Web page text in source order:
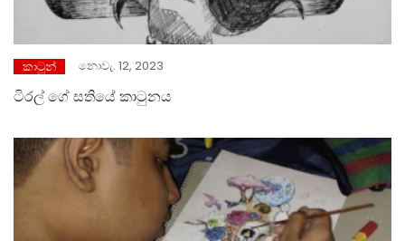
කාටූන් නොවැ. 12, 2023
ටිරල් ගේ සතියේ කාටුනය